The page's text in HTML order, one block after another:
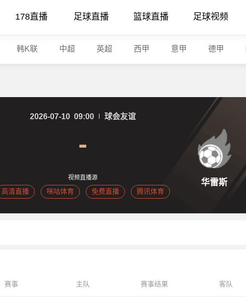
178直播 足球直播 篮球直播 足球视频
韩K联 中超 英超 西甲 意甲 德甲
华雷斯
2026-07-10 09:00 球会友谊
视频直播源
高清直播 咪咕体育 免费直播 腾讯体育
赛事 主队 赛事结果 客队